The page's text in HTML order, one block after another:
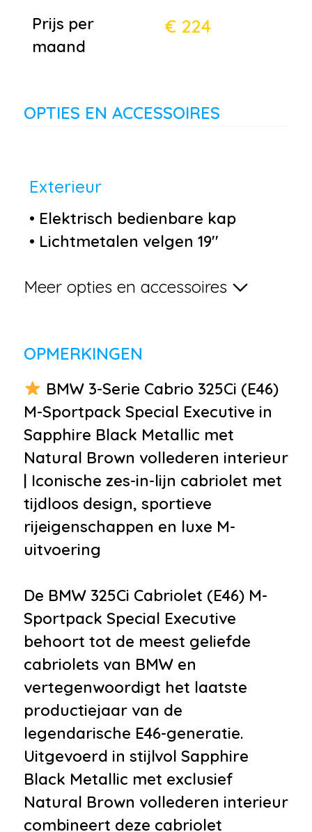
Prijs per
maand
€ 224
OPTIES EN ACCESSOIRES
Exterieur
• Elektrisch bedienbare kap
• Lichtmetalen velgen 19''
•Sportonderstel
•Buitenspiegels elektrisch
verstelbaar
•Buitenspiegels verwarmbaar
•
Bumpers in carrosseriekleur
• Centrale deurvergrendeling
met afstandsbediening
•Getint glas
•Koplampreiniging
•Metaalkleur
Mistlampen voor
Infotainment
•Harman Kardon sound system
•Navigatiesysteem
•Radio-cassette
Interieur
•Airco met elektronische
regeling
•Cruise control
•Decor pianolak
•Elektrisch verstelb.
Meer opties en accessoires
OPMERKINGEN
BMW 3-Serie Cabrio 325Ci (E46)
M-Sportpack Special Executive in
Sapphire Black Metallic met
Natural Brown vollederen interieur
| Iconische zes-in-lijn cabriolet met
tijdloos design, sportieve
rijeigenschappen en luxe M-
uitvoering
De BMW 325Ci Cabriolet (E46) M-
Sportpack Special Executive
behoort tot de meest geliefde
cabriolets van BMW en
vertegenwoordigt het laatste
productiejaar van de
legendarische E46-generatie.
Uitgevoerd in stijlvol Sapphire
Black Metallic met exclusief
Natural Brown vollederen interieur
combineert deze cabriolet